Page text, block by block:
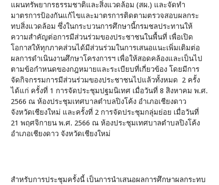
แผนทรัพยากรธรรมชาติและสิ่งแวดล้อม (สผ.) และจัดทำ
มาตรการป้องกันแก้ไขและมาตรการติดตามตรวจสอบผลกระ
ทบสิ่งแวดล้อม ซึ่งในกระบวนการศึกษานี้กรมชลประทานให้
ความสำคัญต่อการมีส่วนร่วมของประชาชนในพื้นที่ เพื่อเปิด
โอกาสให้ทุกภาคส่วนได้มีส่วนร่วมในการเสนอแนะเพิ่มเติมต่อ
ผลการดำเนินงานศึกษาโครงการฯ เพื่อให้สอดคล้องและเป็นไป
ตามข้อกำหนดของกฎหมายและระเบียบที่เกี่ยวข้อง โดยมีการ
จัดกิจกรรมการมีส่วนร่วมของประชาชนไปแล้วทั้งหมด 2 ครั้ง
ได้แก่ ครั้งที่ 1 การจัดประชุมปฐมนิเทศ เมื่อวันที่ 8 สิงหาคม พ.ศ.
2566 ณ ห้องประชุมเทศบาลตำบลปิงโค้ง อำเภอเชียงดาว
จังหวัดเชียงใหม่ และครั้งที่ 2 การจัดประชุมกลุ่มย่อย เมื่อวันที่
21 พฤศจิกายน พ.ศ. 2566 ณ ห้องประชุมเทศบาลตำบลปิงโค้ง
อำเภอเชียงดาว จังหวัดเชียงใหม่
สำหรับการประชุมครั้งนี้ เป็นการนำเสนอผลการศึกษาผลกระทบ